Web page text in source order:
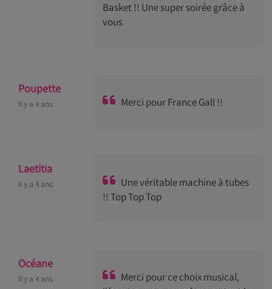
Basket !! Une super soirée grâce à
vous
Poupette
il y a 4 ans Merci pour France Gall !!
Laetitia
il y a 4 ans
Une véritable machine à tubes
!! Top Top Top
Océane
il y a 4 ans
Merci pour ce choix musical,